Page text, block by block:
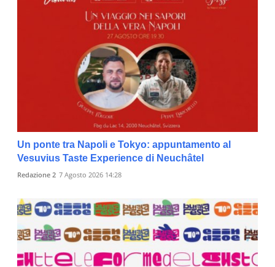
Un ponte tra Napoli e Tokyo: appuntamento al
Vesuvius Taste Experience di Neuchâtel
Redazione 2 7 Agosto 2026 14:28